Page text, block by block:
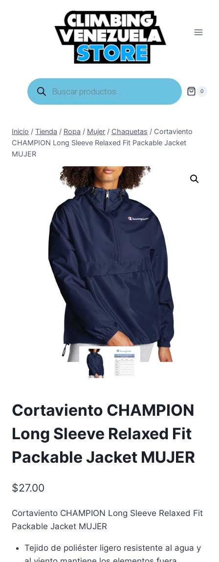
Búsqueda
de
productos
0
Inicio / Tienda / Ropa / Mujer / Chaquetas / Cortaviento
CHAMPION Long Sleeve Relaxed Fit Packable Jacket
MUJER
Cortaviento CHAMPION
Long Sleeve Relaxed Fit
Packable Jacket MUJER
$27.00
Cortaviento CHAMPION Long Sleeve Relaxed Fit
Packable Jacket MUJER
Tejido de poliéster ligero resistente al agua y